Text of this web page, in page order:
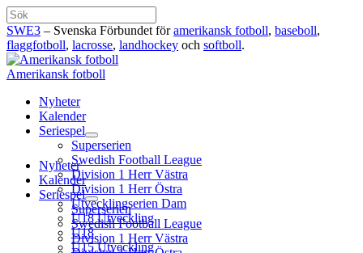
Hoppa
till
innehåll
Sök
SWE3 – Svenska Förbundet föramerikansk fotboll, baseboll,
flaggfotboll, lacrosse, landhockey och softboll.
Amerikansk fotboll
Nyheter
Kalender
Seriespel
Superserien
Swedish Football League
Division 1 Herr Västra
Division 1 Herr Östra
Utvecklingserien Dam
U18 Utveckling
U18
U15 Utveckling
Nyheter
Kalender
Seriespel
Superserien
Swedish Football League
Division 1 Herr Västra